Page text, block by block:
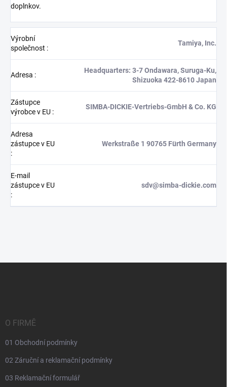
doplnkov.
Výrobní
společnost :
Tamiya, Inc.
Adresa :
Headquarters: 3-7 Ondawara, Suruga-Ku,
Shizuoka 422-8610 Japan
Zástupce
výrobce v EU :
SIMBA-DICKIE-Vertriebs-GmbH & Co. KG
Adresa
zástupce v EU
:
Werkstraße 1 90765 Fürth Germany
E-mail
zástupce v EU
:
sdv@simba-dickie.com
O FIRMĚ
01 Obchodní podmínky
02 Záruční a reklamační podmínky
03 Reklamační formulář